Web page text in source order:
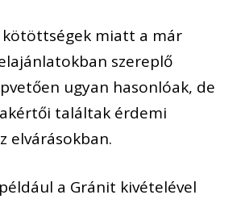
kötöttségek miatt a már
szereplő
ugyan hasonlóak, de
találtak érdemi
elvárásokban.
a Gránit kivételével